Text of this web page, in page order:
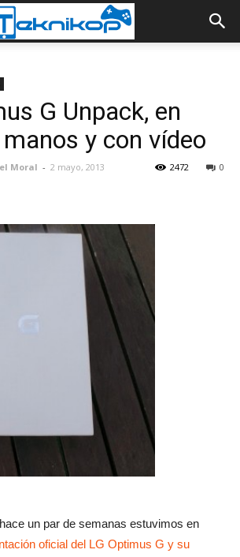
G Unpack, en
y con vídeo
Moral - 2 mayo, 2013 0
2472
un par de semanas estuvimos en
oficial del LG Optimus G y su